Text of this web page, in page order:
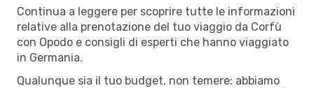
Continua a leggere per scoprire tutte le informazioni
relative alla prenotazione del tuo viaggio da Corfù
con Opodo e consigli di esperti che hanno viaggiato
in Germania.
Qualunque sia il tuo budget, non temere: abbiamo